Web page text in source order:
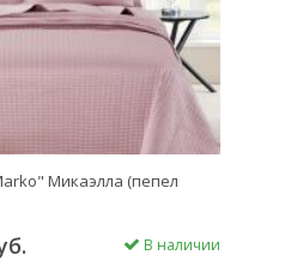
Микаэлла (пепел
В наличии